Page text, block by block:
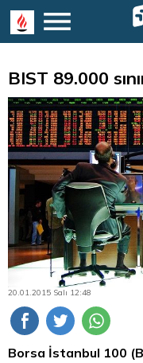
BIST 89.000
20.01.2015 Salı 12:48
Borsa İstanbul 100